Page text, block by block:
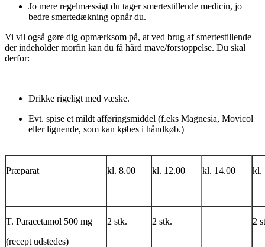
Jo mere regelmæssigt du tager smertestillende medicin, jo
bedre smertedækning opnår du.
Vi vil også gøre dig opmærksom på, at ved brug af smertestillende
der indeholder morfin kan du få hård mave/forstoppelse. Du skal
derfor:
Drikke rigeligt med væske.
Evt. spise et mildt afføringsmiddel (f.eks Magnesia, Movicol
eller lignende, som kan købes i håndkøb.)
Præparat kl. 8.00 kl. 12.00 kl. 14.00 kl.
T. Paracetamol 500 mg
(recept udstedes)
2 stk. 2 stk. 2